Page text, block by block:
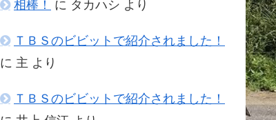
相棒！ に タカハシ より
ＴＢＳのビビットで紹介されました！
に 主 より
ＴＢＳのビビットで紹介されました！